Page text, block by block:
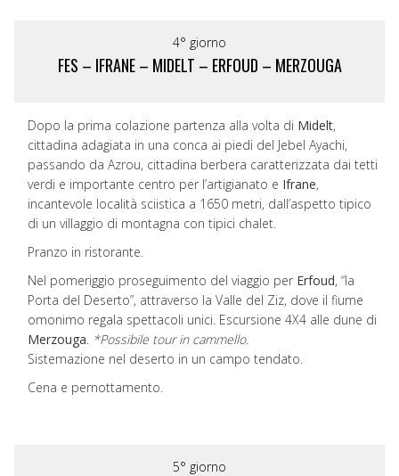
4° giorno
FES – IFRANE – MIDELT – ERFOUD – MERZOUGA
Dopo la prima colazione partenza alla volta di Midelt,
cittadina adagiata in una conca ai piedi del Jebel Ayachi,
passando da Azrou, cittadina berbera caratterizzata dai tetti
verdi e importante centro per l’artigianato e Ifrane,
incantevole località sciistica a 1650 metri, dall’aspetto tipico
di un villaggio di montagna con tipici chalet.
Pranzo in ristorante.
Nel pomeriggio proseguimento del viaggio per Erfoud, “la
Porta del Deserto”, attraverso la Valle del Ziz, dove il fiume
omonimo regala spettacoli unici. Escursione 4X4 alle dune di
Merzouga *Possibile tour in cammello.
Sistemazione nel deserto in un campo tendato.
Cena e pernottamento.
5° giorno